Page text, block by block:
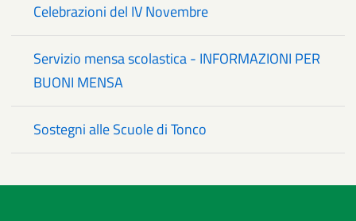
Celebrazioni del IV Novembre
Servizio mensa scolastica - INFORMAZIONI PER
BUONI MENSA
Sostegni alle Scuole di Tonco